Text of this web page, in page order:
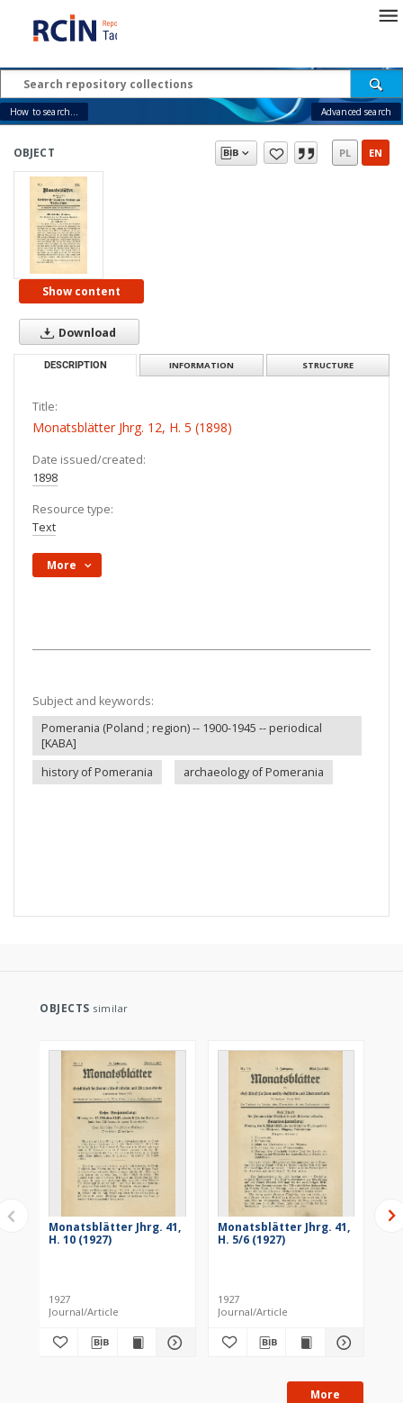
How to search... Advanced search
OBJECT PL EN
Show content
Download
DESCRIPTION INFORMATION STRUCTURE
Title:
Monatsblätter Jhrg. 12, H. 5 (1898)
Date issued/created:
1898
Resource type:
Text
More
Subject and keywords:
Pomerania (Poland ; region) -- 1900-1945 -- periodical
[KABA]
history of Pomerania
archaeology of Pomerania
OBJECTS similar
Monatsblätter Jhrg. 41,
H. 10 (1927)
1927
Journal/Article
Monatsblätter Jhrg. 41,
H. 5/6 (1927)
1927
Journal/Article
More